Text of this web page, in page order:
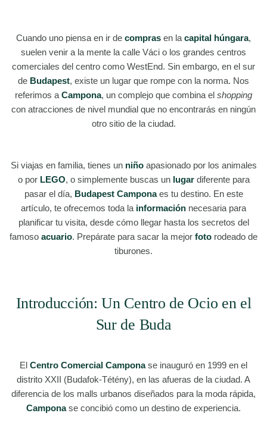
Cuando uno piensa en ir de compras en la capital húngara,
suelen venir a la mente la calle Váci o los grandes centros
comerciales del centro como WestEnd. Sin embargo, en el sur
de Budapest, existe un lugar que rompe con la norma. Nos
referimos a Campona, un complejo que combina el shopping
con atracciones de nivel mundial que no encontrarás en ningún
otro sitio de la ciudad.
Si viajas en familia, tienes un niñoapasionado por los animales
o por LEGO, o simplemente buscas un lugardiferente para
pasar el día, Budapest Camponaes tu destino. En este
artículo, te ofrecemos toda la información necesaria para
planificar tu visita, desde cómo llegar hasta los secretos del
famoso acuario. Prepárate para sacar la mejor foto rodeado de
tiburones.
Introducción: Un Centro de Ocio en el
Sur de Buda
El Centro Comercial Camponase inauguró en 1999 en el
distrito XXII (Budafok-Tétény), en las afueras de la ciudad. A
diferencia de los malls urbanos diseñados para la moda rápida,
Camponase concibió como un destino de experiencia.